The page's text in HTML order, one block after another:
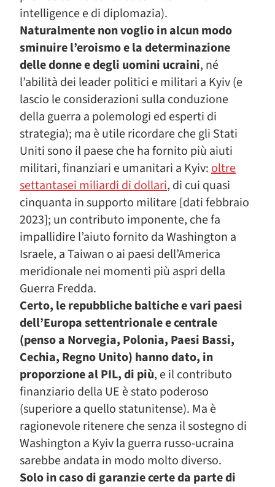
intelligence e di diplomazia).
Naturalmente non voglio in alcun modo
sminuire l’eroismo e la determinazione
delle donne e degli uomini ucraini, né
l’abilità dei leader politici e militari a Kyiv (e
lascio le considerazioni sulla conduzione
della guerra a polemologi ed esperti di
strategia); ma è utile ricordare che gli Stati
Uniti sono il paese che ha fornito più aiuti
militari, finanziari e umanitari a Kyiv:oltre
settantasei miliardi di dollari, di cui quasi
cinquanta in supporto militare [dati febbraio
2023]; un contributo imponente, che fa
impallidire l’aiuto fornito da Washington a
Israele, a Taiwan o ai paesi dell’America
meridionale nei momenti più aspri della
Guerra Fredda.
Certo, le repubbliche baltiche e vari paesi
dell’Europa settentrionale e centrale
(penso a Norvegia, Polonia, Paesi Bassi,
Cechia, Regno Unito) hanno dato, in
proporzione al PIL, di più, e il contributo
finanziario della UE è stato poderoso
(superiore a quello statunitense). Ma è
ragionevole ritenere che senza il sostegno di
Washington a Kyiv la guerra russo-ucraina
sarebbe andata in modo molto diverso.
Solo in caso di garanzie certe da parte di